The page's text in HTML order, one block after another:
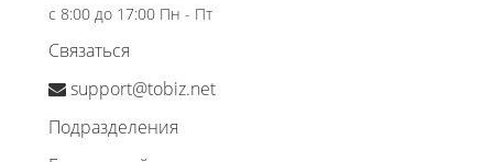
с 8:00 до 17:00 Пн - Пт
Связаться
support@tobiz.net
Подразделения